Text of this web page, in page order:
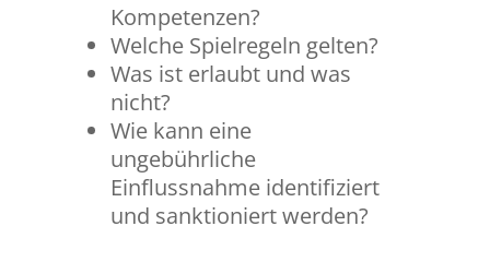
Kompetenzen?
Welche Spielregeln gelten?
Was ist erlaubt und was
nicht?
Wie kann eine
ungebührliche
Einflussnahme identifiziert
und sanktioniert werden?